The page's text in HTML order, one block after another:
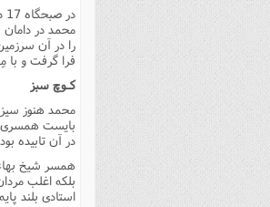
در صبحگاه 17 ذیحجه 953 ق
محمد در
را در آن
فرا گرفت و با
کـوچ سبز
محمد هنوز
بایست همسرى
در آن تابیده
همسر شیخ
بلکه اغلب
استادى بلند